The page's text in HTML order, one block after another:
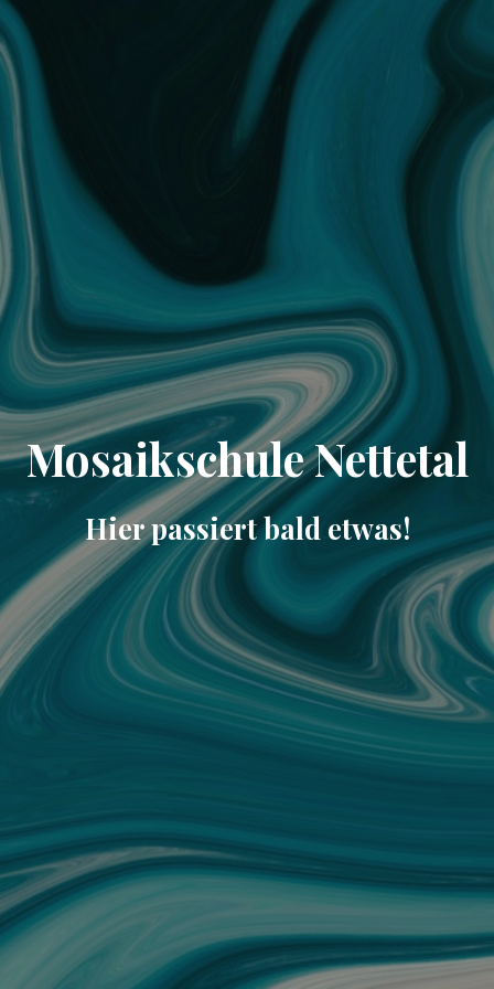
Mosaikschule Nettetal
Hier passiert bald etwas!